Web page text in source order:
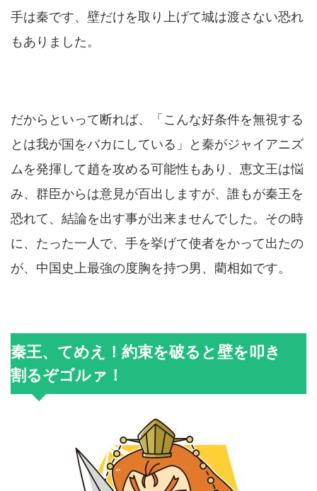
手は秦です、壁だけを取り上げて城は渡さない恐れ
もありました。
だからといって断れば、「こんな好条件を無視する
とは我が国をバカにしている」と秦がジャイアニズ
ムを発揮して趙を攻める可能性もあり、恵文王は悩
み、群臣からは意見が百出しますが、誰もが秦王を
恐れて、結論を出す事が出来ませんでした。その時
に、たった一人で、手を挙げて使者をかって出たの
が、中国史上最強の度胸を持つ男、藺相如です。
秦王、てめえ！約束を破ると壁を叩き
割るぞゴルァ！